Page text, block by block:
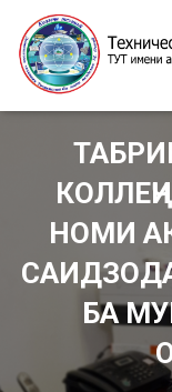
НОМИ
БА